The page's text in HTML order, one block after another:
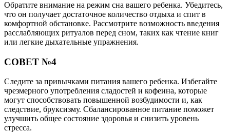
Обратите внимание на режим сна вашего ребенка. Убедитесь,
что он получает достаточное количество отдыха и спит в
комфортной обстановке. Рассмотрите возможность введения
расслабляющих ритуалов перед сном, таких как чтение книг
или легкие дыхательные упражнения.
СОВЕТ №4
Следите за привычками питания вашего ребенка. Избегайте
чрезмерного употребления сладостей и кофеина, которые
могут способствовать повышенной возбудимости и, как
следствие, бруксизму. Сбалансированное питание поможет
улучшить общее состояние здоровья и снизить уровень
стресса.